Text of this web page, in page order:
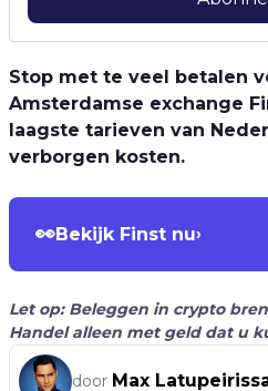
Stop met te veel betalen
Amsterdamse exchange
laagste tarieven van
verborgen kosten.
👀Bekijk Finst nu›
Let op: Beleggen in crypto
Handel alleen met geld dat u
door Max